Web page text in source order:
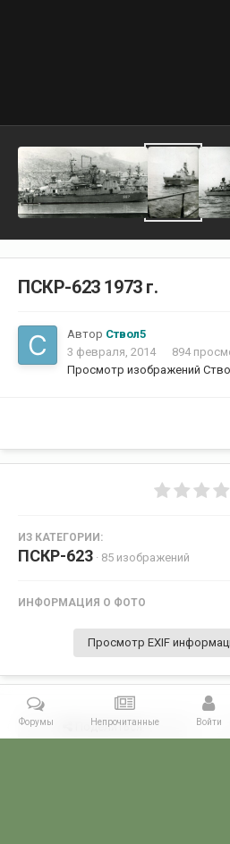
ПСКР-623 1973 г.
Автор Ствол5
3 февраля, 2014
894
Просмотр изображений
ИЗ КАТЕГОРИИ:
ПСКР-623 · 85 изображений
ИНФОРМАЦИЯ О ФОТО
Просмотр EXIF
Поделиться
Форумы Непрочитанные Войти